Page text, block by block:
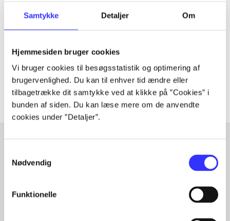
Samtykke Detaljer Om
Hjemmesiden bruger cookies
Vi bruger cookies til besøgsstatistik og optimering af
brugervenlighed. Du kan til enhver tid ændre eller
tilbagetrække dit samtykke ved at klikke på ”Cookies” i
bunden af siden. Du kan læse mere om de anvendte
cookies under ”Detaljer”.
Nødvendig
Funktionelle
Artiklen er en del af
Tidsskrift
Artiklerne i handler ofte om
Artikler med samme emner